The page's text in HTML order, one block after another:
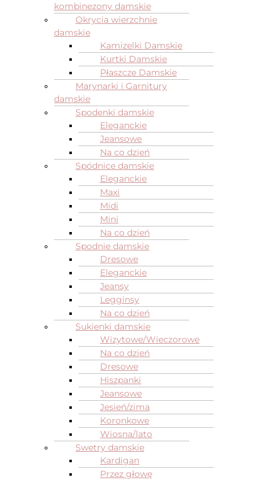
kombinezony damskie
Okrycia wierzchnie
damskie
Kamizelki Damskie
Kurtki Damskie
Płaszcze Damskie
Marynarki i Garnitury
damskie
Spodenki damskie
Eleganckie
Jeansowe
Na co dzień
Spódnice damskie
Eleganckie
Maxi
Midi
Mini
Na co dzień
Spodnie damskie
Dresowe
Eleganckie
Jeansy
Legginsy
Na co dzień
Sukienki damskie
Wizytowe/Wieczorowe
Na co dzień
Dresowe
Hiszpanki
Jeansowe
Jesień/zima
Koronkowe
Wiosna/lato
Swetry damskie
Kardigan
Przez głowę